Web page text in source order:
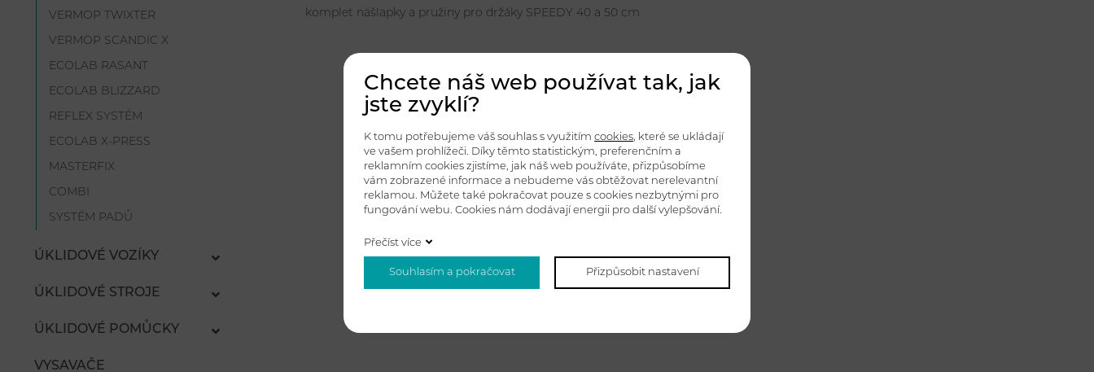
VERMOP TWIXTER
VERMOP SCANDIC X
ECOLAB RASANT
ECOLAB BLIZZARD
REFLEX SYSTÉM
ECOLAB X-PRESS
MASTERFIX
COMBI
SYSTÉM PADŮ
ÚKLIDOVÉ VOZÍKY
ÚKLIDOVÉ STROJE
ÚKLIDOVÉ POMŮCKY
VYSAVAČE
komplet nášlapky a pružiny pro držáky SPEEDY 40 a 50 cm
Chcete náš web používat tak, jak
jste zvyklí?
K tomu potřebujeme váš souhlas s využitím cookies , které se ukládají
ve vašem prohlížeči. Díky těmto statistickým, preferenčním a
reklamním cookies zjistíme, jak náš web používáte, přizpůsobíme
vám zobrazené informace a nebudeme vás obtěžovat nerelevantní
reklamou. Můžete také pokračovat pouze s cookies nezbytnými pro
fungování webu. Cookies nám dodávají energii pro další vylepšování.
Přečíst více
Souhlasím a pokračovat Přizpůsobit nastavení